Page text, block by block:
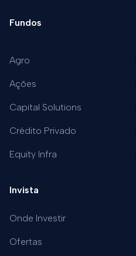
Fundos
Agro
Ações
Capital Solutions
Crédito Privado
Equity Infra
Invista
Onde Investir
Ofertas